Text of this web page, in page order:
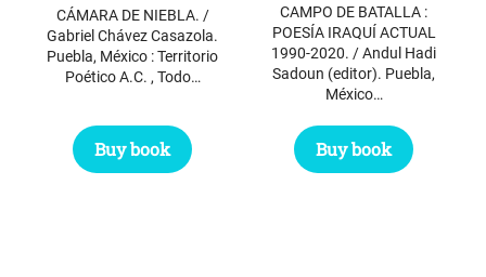
CÁMARA DE NIEBLA. /
Gabriel Chávez Casazola.
Puebla, México : Territorio
Poético A.C. , Todo…
Buy book
CAMPO DE BATALLA :
POESÍA IRAQUÍ ACTUAL
1990-2020. / Andul Hadi
Sadoun (editor). Puebla,
México…
Buy book